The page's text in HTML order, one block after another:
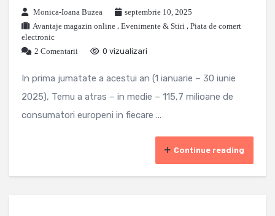
Monica-Ioana Buzea
septembrie 10, 2025
Avantaje magazin online , Evenimente & Stiri , Piata de comert
electronic
2 Comentarii
0 vizualizari
In prima jumatate a acestui an (1 ianuarie – 30 iunie
2025), Temu a atras – in medie – 115,7 milioane de
consumatori europeni in fiecare ...
Continue reading